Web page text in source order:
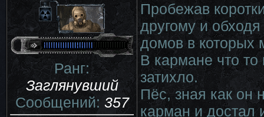
Ранг:
Заглянувший
Сообщений:357
Пробежав
другому и
домов в которых
В кармане что то
затихло.
Пёс, зная как он
карман и достал